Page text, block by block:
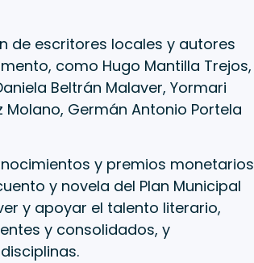
de escritores locales y autores
como Hugo Mantilla Trejos,
Beltrán Malaver, Yormari
Molano, Germán Antonio Portela
y premios monetarios
y novela del Plan Municipal
y apoyar el talento literario,
y consolidados, y